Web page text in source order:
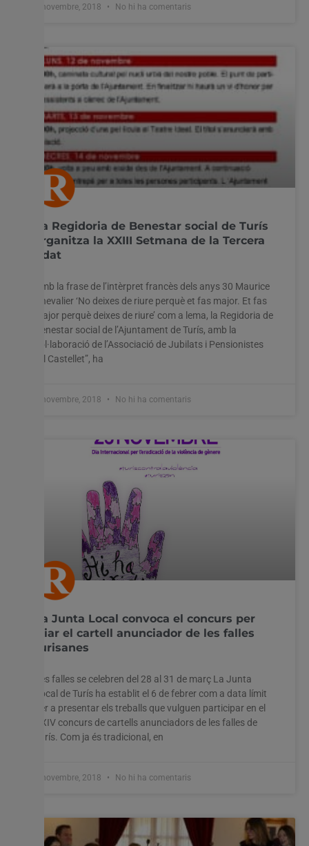
6 novembre, 2018 No hi ha comentaris
La Regidoria de Benestar social de Turís
organitza la XXIII Setmana de la Tercera
Edat
Amb la frase de l’intèrpret francès dels anys 30 Maurice
Chevalier ‘No deixes de riure perquè et fas major. Et fas
major perquè deixes de riure’ com a lema, la Regidoria de
Benestar social de l’Ajuntament de Turís, amb la
col·laboració de l’Associació de Jubilats i Pensionistes
“El Castellet”, ha
6 novembre, 2018 No hi ha comentaris
La Junta Local convoca el concurs per
triar el cartell anunciador de les falles
turisanes
Les falles se celebren del 28 al 31 de març La Junta
Local de Turís ha establit el 6 de febrer com a data límit
per a presentar els treballs que vulguen participar en el
XXIV concurs de cartells anunciadors de les falles de
Turís. Com ja és tradicional, en
6 novembre, 2018 No hi ha comentaris
Utilitzem cookies al nostre lloc web per oferir-vos
i visites repetides. En fer clic a "Acceptar-ho tot", accepteu
l'ús de TOTES les cookies. Tanmateix, podeu visitar
"Configuració de les galetes" per proporcionar un
consentiment controlat.
Configuració cookies Accepta tot